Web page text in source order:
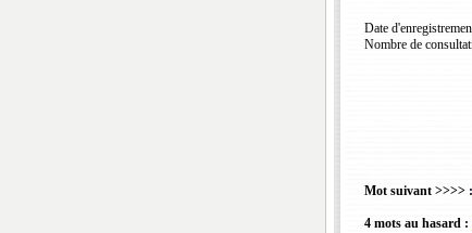
Date
Nombre de
Mot suivant >>>> :
4 mots au hasard :